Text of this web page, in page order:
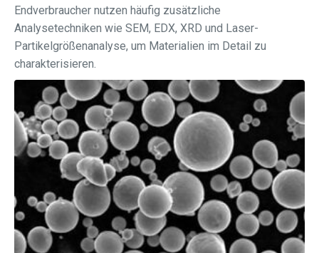
Endverbraucher nutzen häufig zusätzliche
Analysetechniken wie SEM, EDX, XRD und Laser-
Partikelgrößenanalyse, um Materialien im Detail zu
charakterisieren.